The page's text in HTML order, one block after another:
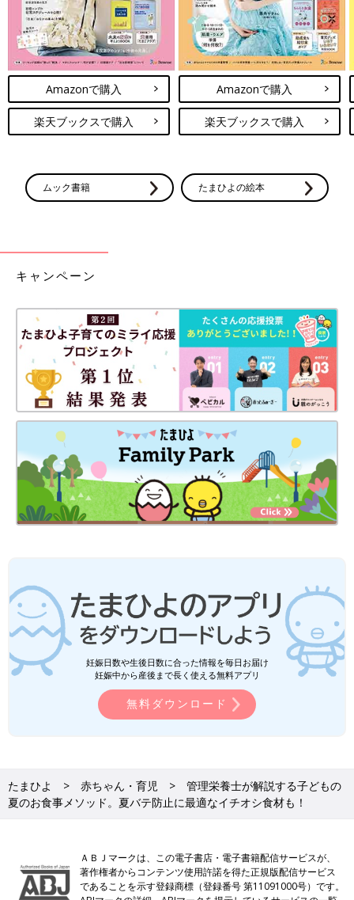
Amazonで購入
楽天ブックスで購入
Amazonで購入
楽天ブックスで購入
ムック書籍 たまひよの絵本
キャンペーン
妊娠日数や生後日数に合った情報を毎日お届け
妊娠中から産後まで長く使える無料アプリ
無料ダウンロード
たまひよ 赤ちゃん・育児
管理栄養士が解説する子どもの
夏のお食事メソッド。夏バテ防止に最適なイチオシ食材も！
ＡＢＪマークは、この電子書店・電子書籍配信サービスが、
著作権者からコンテンツ使用許諾を得た正規版配信サービス
であることを示す登録商標（登録番号 第11091000号）です。